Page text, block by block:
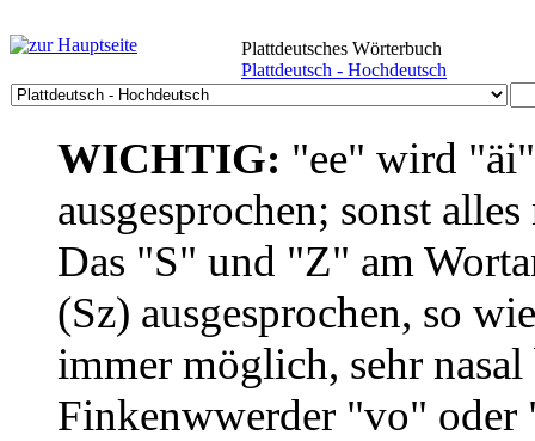
Plattdeutsches Wörterbuch
Plattdeutsch - Hochdeutsch
WICHTIG: "ee" wird
ausgesprochen; sonst
Das "S" und "Z" am
(Sz) ausgesprochen, so
immer möglich, sehr
Finkenwwerder "vo"